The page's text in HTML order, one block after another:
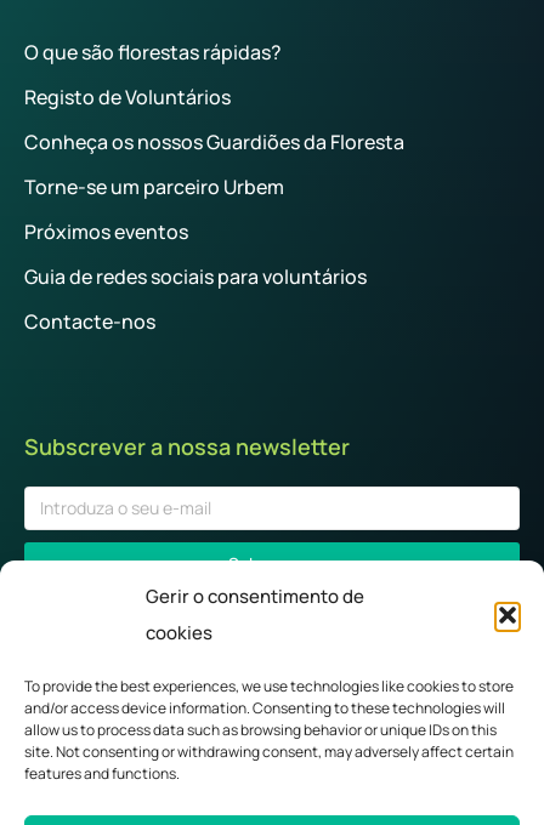
Gerir o consentimento de
cookies
To provide the best experiences, we use technologies like cookies to store
and/or access device information. Consenting to these technologies will
allow us to process data such as browsing behavior or unique IDs on this
site. Not consenting or withdrawing consent, may adversely affect certain
features and functions.
O que são florestas rápidas?
Registo de Voluntários
Conheça os nossos Guardiões da Floresta
Torne-se um parceiro Urbem
Próximos eventos
Guia de redes sociais para voluntários
Contacte-nos
Subscrever a nossa newsletter
Subscrever
Desfrute das últimas histórias, dicas, notícias e informações
cidade.